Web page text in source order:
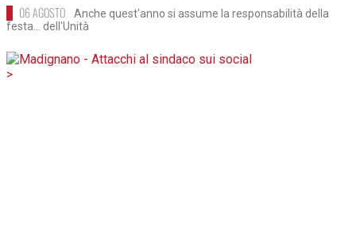
06 AGOSTO
Anche quest'anno si assume la responsabilità della
festa... dell'Unità
>